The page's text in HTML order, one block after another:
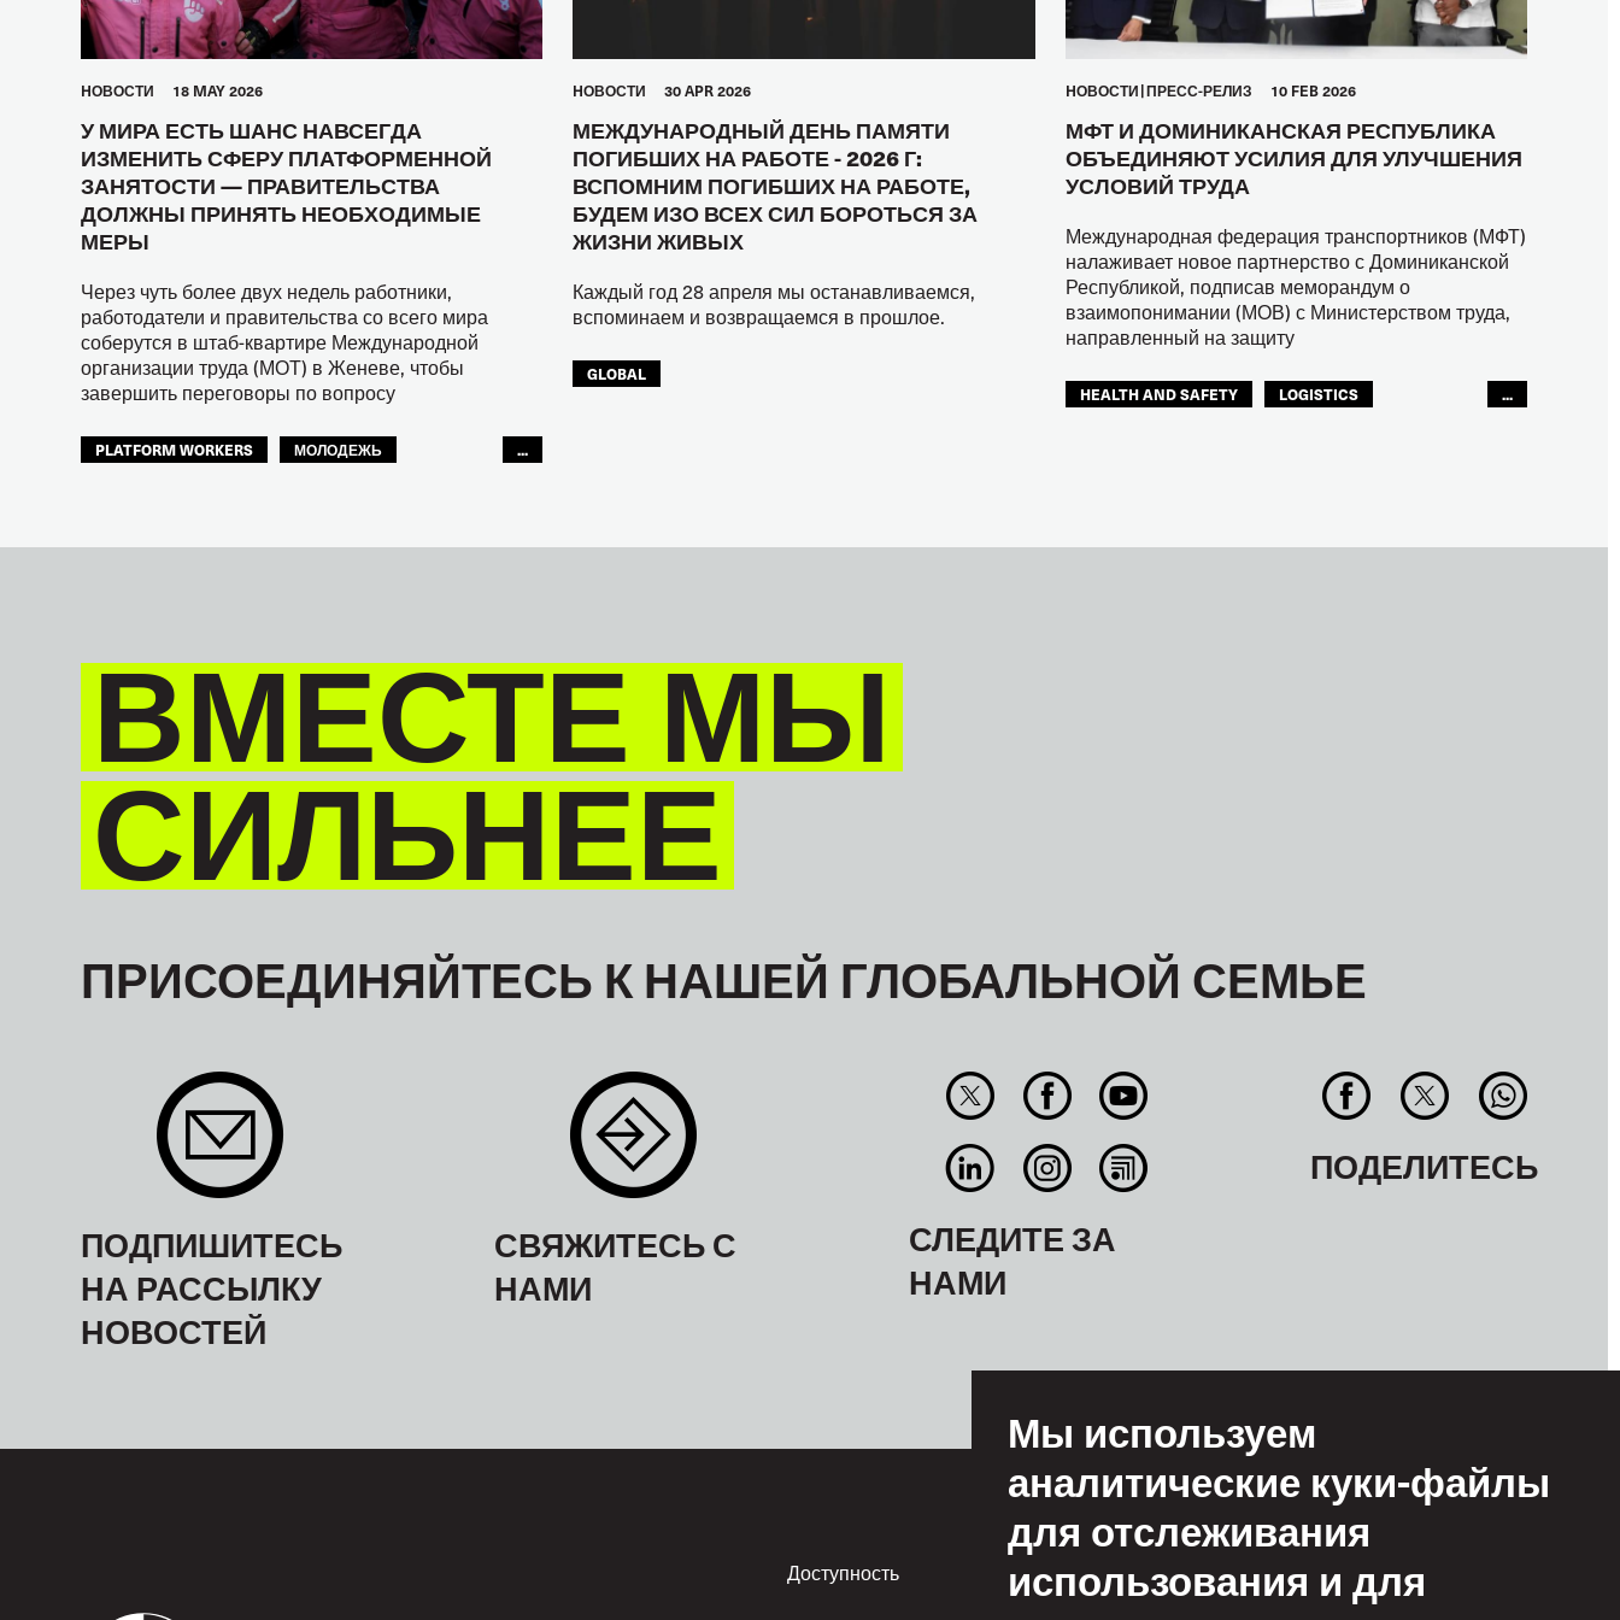
HОВОСТИ 18 MAY 2026
У МИРА ЕСТЬ ШАНС НАВСЕГДА
ИЗМЕНИТЬ СФЕРУ ПЛАТФОРМЕННОЙ
ЗАНЯТОСТИ — ПРАВИТЕЛЬСТВА
ДОЛЖНЫ ПРИНЯТЬ НЕОБХОДИМЫЕ
МЕРЫ
Через чуть более двух недель работники,
работодатели и правительства со всего мира
соберутся в штаб-квартире Международной
организации труда (МОТ) в Женеве, чтобы
завершить переговоры по вопросу
PLATFORM WORKERS
МОЛОДЕЖЬ
...
HОВОСТИ 30 APR 2026
МЕЖДУНАРОДНЫЙ ДЕНЬ ПАМЯТИ
ПОГИБШИХ НА РАБОТЕ - 2026 Г:
ВСПОМНИМ ПОГИБШИХ НА РАБОТЕ,
БУДЕМ ИЗО ВСЕХ СИЛ БОРОТЬСЯ ЗА
ЖИЗНИ ЖИВЫХ
Каждый год 28 апреля мы останавливаемся,
вспоминаем и возвращаемся в прошлое.
GLOBAL
HОВОСТИ ПРЕСС-РЕЛИЗ 10 FEB 2026
МФТ И ДОМИНИКАНСКАЯ РЕСПУБЛИКА
ОБЪЕДИНЯЮТ УСИЛИЯ ДЛЯ УЛУЧШЕНИЯ
УСЛОВИЙ ТРУДА
Международная федерация транспортников (МФТ)
налаживает новое партнерство с Доминиканской
Республикой, подписав меморандум о
взаимопонимании (МОВ) с Министерством труда,
направленный на защиту
HEALTH AND SAFETY
LOGISTICS
...
ВМЕСТЕ МЫ
СИЛЬНЕЕ
ПРИСОЕДИНЯЙТЕСЬ К НАШЕЙ ГЛОБАЛЬНОЙ СЕМЬЕ
ПОДПИШИТЕСЬ
НА РАССЫЛКУ
НОВОСТЕЙ
СВЯЖИТЕСЬ С
НАМИ
СЛЕДИТЕ ЗА
НАМИ
ПОДЕЛИТЕСЬ
Footer
Доступность
Условия
пользования
Мы используем
аналитические куки-файлы
для отслеживания
использования и для